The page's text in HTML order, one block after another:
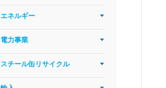
エネルギー
電力事業
スチール缶リサイクル